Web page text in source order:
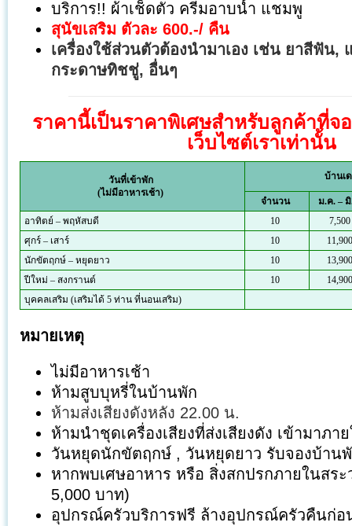
บริการ!! ผ้าเช็ดตัว ครีมอาบน้ำ แชมพู
สุนัขเสริม ตัวละ 600.-/ คืน
เครื่องใช้ส่วนตัวต้องนำมาเอง เช่น ยาสีฟัน,
กระดาษทิชชู่, อื่นๆ
ราคานี้เป็นราคาพิเศษสำหรับลูกค้าที่จ
เว็บไซต์เราเท่านั้น
วันที่เข้าพัก
(ไม่มีอาหารเช้า)
บ้านเ
จำนวน
ม.ค. –
อาทิตย์ – พฤหัสบดี
10
7,500
ศุกร์ – เสาร์
10
11,900
นักขัตฤกษ์ – หยุดยาว
10
13,900
ปีใหม่ – สงกรานต์
10
14,900
บุคคลเสริม (เสริมได้ 5 ท่าน ที่นอนเสริม)
หมายเหตุ
ไม่มีอาหารเช้า
ห้ามสูบบุหรี่ในบ้านพัก
ห้ามส่งเสียงดังหลัง 22.00 น.
ห้ามนำชุดเครื่องเสียงที่ส่งเสียงดัง เข้ามาภ
วันหยุดนักขัตฤกษ์ , วันหยุดยาว รับจองบ้าน
หากพบเศษอาหาร หรือ สิ่งสกปรกภายในสร
5,000 บาท)
อุปกรณ์ครัวบริการฟรี ล้างอุปกรณ์ครัวคืนก่อ